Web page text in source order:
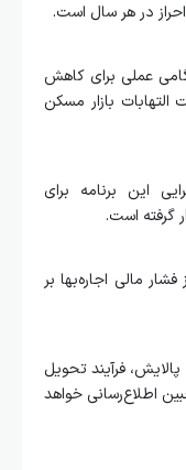
در هر سال است.
از ۵۰ شهر کشور گامی عملی برای کاهش
بازار مسکن
این برنامه برای
گرفته است.
مالی اجاره‌بها بر
فرآیند تحویل
اطلاع‌رسانی خواهد